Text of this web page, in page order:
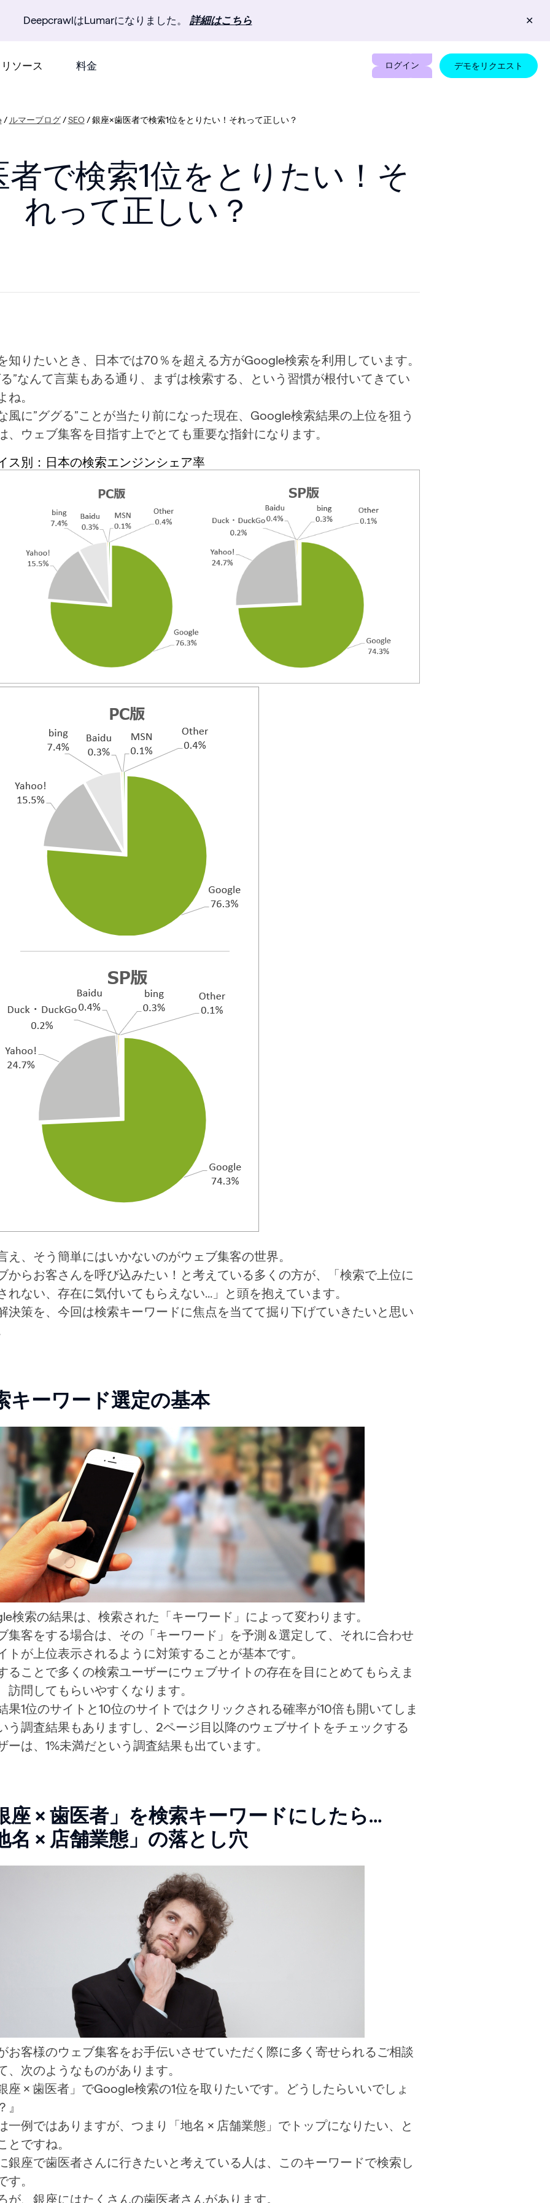
DeepcrawlはLumarになりました。 詳細はこちら ✕
リソース 料金 ログイン デモをリクエスト
/ ルマーブログ/SEO/銀座×歯医者で検索1位をとりたい！それって正しい？
で検索1位をとりたい！そ
れって正しい？
知りたいとき、日本では70％を超える方がGoogle検索を利用しています。
”なんて言葉もある通り、まずは検索する、という習慣が根付いてきてい
ね。
風に”ググる”ことが当たり前になった現在、Google検索結果の上位を狙う
、ウェブ集客を目指す上でとても重要な指針になります。
ス別：日本の検索エンジンシェア率
え、そう簡単にはいかないのがウェブ集客の世界。
からお客さんを呼び込みたい！と考えている多くの方が、「検索で上位に
れない、存在に気付いてもらえない…」と頭を抱えています。
決策を、今回は検索キーワードに焦点を当てて掘り下げていきたいと思い
キーワード選定の基本
検索の結果は、検索された「キーワード」によって変わります。
集客をする場合は、その「キーワード」を予測＆選定して、それに合わせ
トが上位表示されるように対策することが基本です。
ることで多くの検索ユーザーにウェブサイトの存在を目にとめてもらえま
訪問してもらいやすくなります。
果1位のサイトと10位のサイトではクリックされる確率が10倍も開いてしま
う調査結果もありますし、2ページ目以降のウェブサイトをチェックする
ーは、1%未満だという調査結果も出ています。
座 × 歯医者」を検索キーワードにしたら…
名 × 店舗業態」の落とし穴
お客様のウェブ集客をお手伝いさせていただく際に多く寄せられるご相談
、次のようなものがあります。
座 × 歯医者」でGoogle検索の1位を取りたいです。どうしたらいいでしょ
』
一例ではありますが、つまり「地名 × 店舗業態」でトップになりたい、と
とですね。
銀座で歯医者さんに行きたいと考えている人は、このキーワードで検索し
す。
が、銀座にはたくさんの歯医者さんがあります。